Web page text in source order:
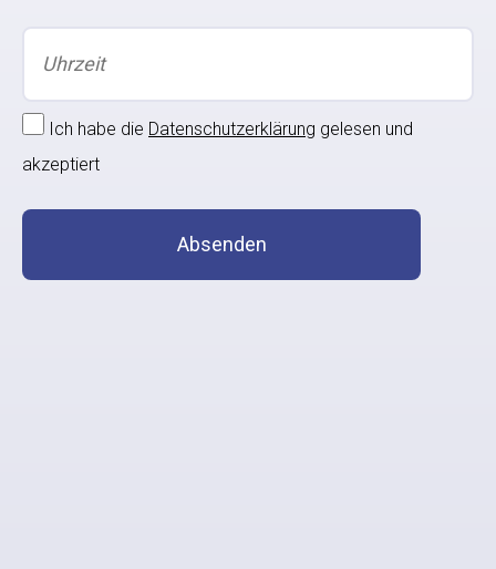
Ich habe die Datenschutzerklärung gelesen und
akzeptiert
Absenden